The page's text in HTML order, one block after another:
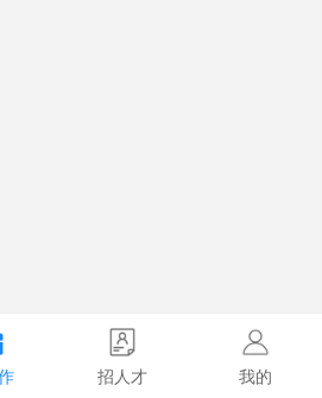
招人才 我的